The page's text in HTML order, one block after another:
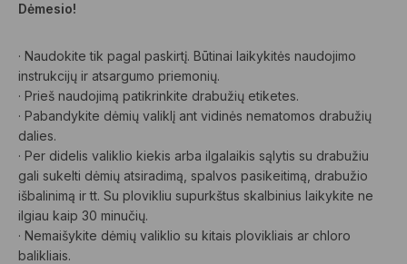
Dėmesio!
· Naudokite tik pagal paskirtį. Būtinai laikykitės naudojimo
instrukcijų ir atsargumo priemonių.
· Prieš naudojimą patikrinkite drabužių etiketes.
· Pabandykite dėmių valiklį ant vidinės nematomos drabužių
dalies.
· Per didelis valiklio kiekis arba ilgalaikis sąlytis su drabužiu
gali sukelti dėmių atsiradimą, spalvos pasikeitimą, drabužio
išbalinimą ir tt. Su plovikliu supurkštus skalbinius laikykite ne
ilgiau kaip 30 minučių.
· Nemaišykite dėmių valiklio su kitais plovikliais ar chloro
balikliais.